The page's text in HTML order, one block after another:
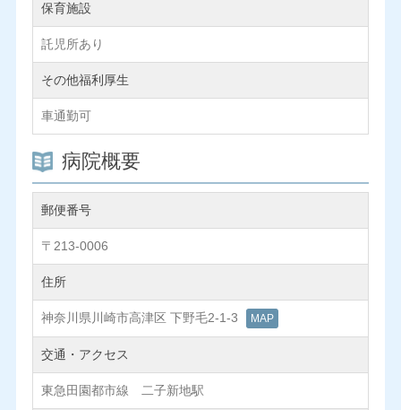
保育施設
託児所あり
その他福利厚生
車通勤可
病院概要
郵便番号
〒213-0006
住所
神奈川県川崎市高津区 下野毛2-1-3 MAP
交通・アクセス
東急田園都市線 二子新地駅